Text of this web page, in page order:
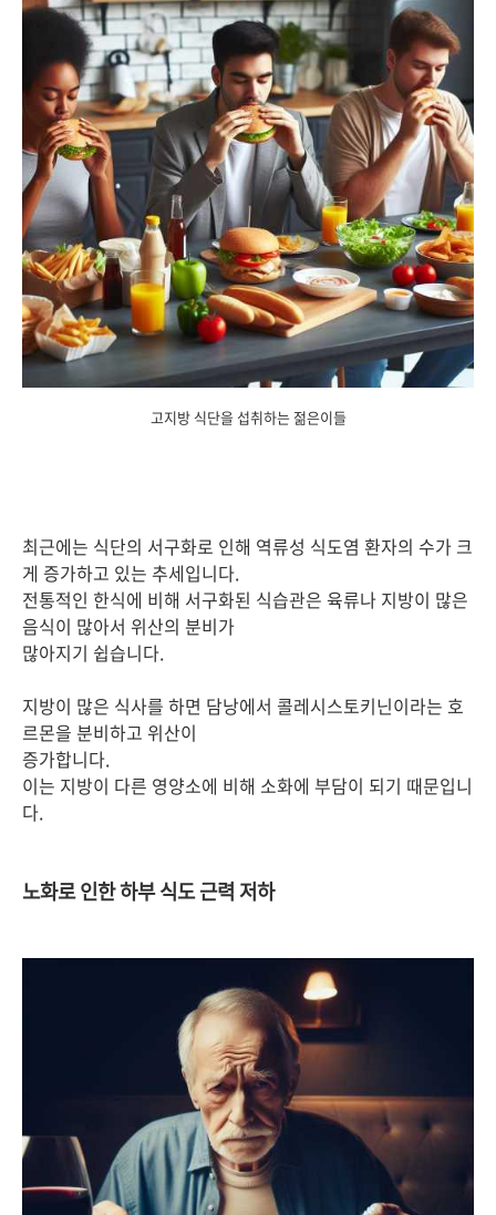
고지방 식단을 섭취하는 젊은이들
최근에는 식단의 서구화로 인해 역류성 식도염 환자의 수가 크
게 증가하고 있는 추세입니다.
전통적인 한식에 비해 서구화된 식습관은 육류나 지방이 많은
음식이 많아서 위산의 분비가
많아지기 쉽습니다.
지방이 많은 식사를 하면 담낭에서 콜레시스토키닌이라는 호
르몬을 분비하고 위산이
증가합니다.
이는 지방이 다른 영양소에 비해 소화에 부담이 되기 때문입니
다.
노화로 인한 하부 식도 근력 저하